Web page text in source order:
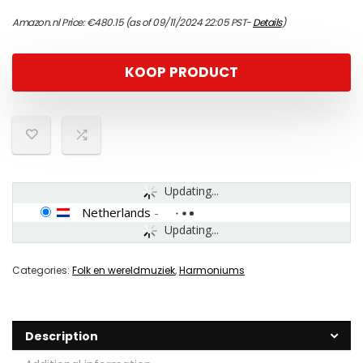
Amazon.nl Price:€480.15(as of 09/11/2024 22:05 PST-Details)
KOOP PRODUCT
Updating...
Updating...
Netherlands -
Categories: Folk en wereldmuziek,Harmoniums
Description